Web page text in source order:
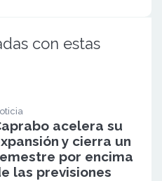
con estas
acelera su
y cierra un
por encima
las previsiones